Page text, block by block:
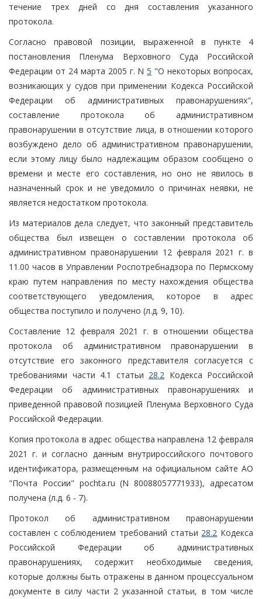
течение трех дней со дня составления указанного
протокола.
Согласно правовой позиции, выраженной в пункте 4
постановления Пленума Верховного Суда Российской
Федерации от 24 марта 2005 г. N5 "О некоторых вопросах,
возникающих у судов при применении Кодекса Российской
Федерации об административных правонарушениях",
составление протокола об административном
правонарушении в отсутствие лица, в отношении которого
возбуждено дело об административном правонарушении,
если этому лицу было надлежащим образом сообщено о
времени и месте его составления, но оно не явилось в
назначенный срок и не уведомило о причинах неявки, не
является недостатком протокола.
Из материалов дела следует, что законный представитель
общества был извещен о составлении протокола об
административном правонарушении 12 февраля 2021 г. в
11.00 часов в Управлении Роспотребнадзора по Пермскому
краю путем направления по месту нахождения общества
соответствующего уведомления, которое в адрес
общества поступило и получено (л.д. 9, 10).
Составление 12 февраля 2021 г. в отношении общества
протокола об административном правонарушении в
отсутствие его законного представителя согласуется с
требованиями части 4.1 статьи 28.2 Кодекса Российской
Федерации об административных правонарушениях и
приведенной правовой позицией Пленума Верховного Суда
Российской Федерации.
Копия протокола в адрес общества направлена 12 февраля
2021 г. и согласно данным внутрироссийского почтового
идентификатора, размещенным на официальном сайте АО
"Почта России" pochta.ru (N 80088057771933), адресатом
получена (л.д. 6 - 7).
Протокол об административном правонарушении
составлен с соблюдением требований статьи 28.2 Кодекса
Российской Федерации об административных
правонарушениях, содержит необходимые сведения,
которые должны быть отражены в данном процессуальном
документе в силу части 2 указанной статьи, в том числе